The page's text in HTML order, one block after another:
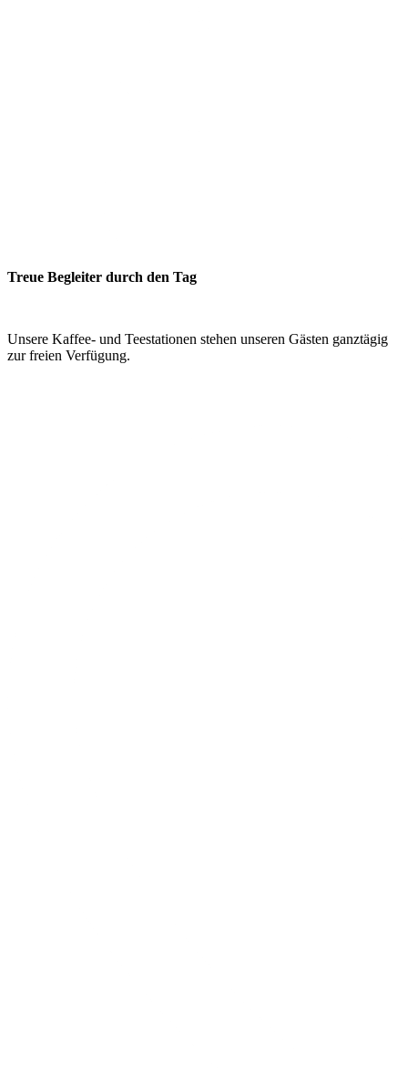
Treue Begleiter durch den Tag
Unsere Kaffee- und Teestationen stehen unseren Gästen ganztägig
zur freien Verfügung.